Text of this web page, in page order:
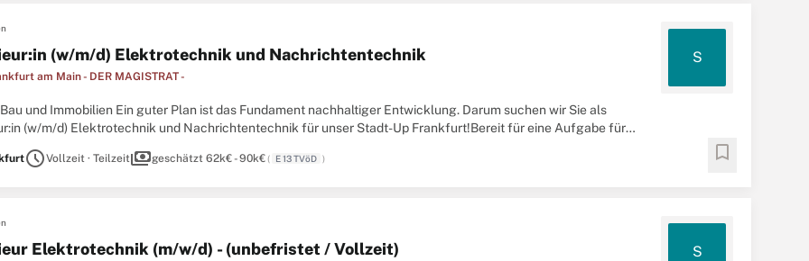
(w/m/d) Elektrotechnik und Nachrichtentechnik
am Main - DER MAGISTRAT -
S
und Immobilien Ein guter Plan ist das Fundament nachhaltiger Entwicklung. Darum suchen wir Sie als
(w/m/d) Elektrotechnik und Nachrichtentechnik für unser Stadt-Up Frankfurt!Bereit für eine Aufgabe für
scheduleVollzeit · Teilzeitpaymentsgeschätzt 62k€ - 90k€( E 13 TVöD ) bookmark
Elektrotechnik (m/w/d) - (unbefristet / Vollzeit) S